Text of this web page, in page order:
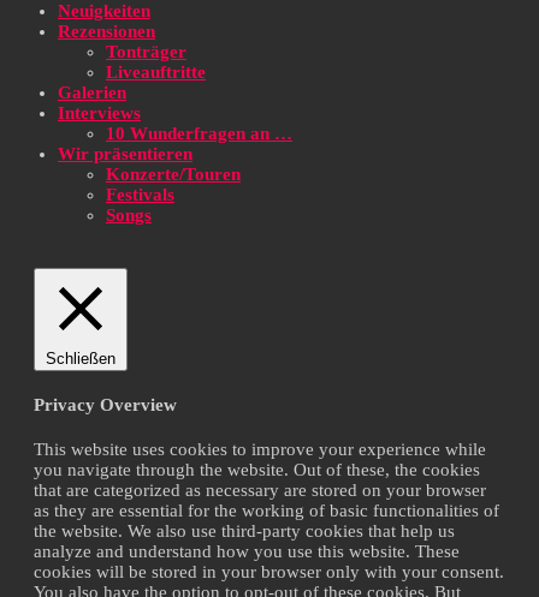
Neuigkeiten
Rezensionen
Tonträger
Liveauftritte
Galerien
Interviews
10 Wunderfragen an …
Wir präsentieren
Konzerte/Touren
Festivals
Songs
Schließen
Privacy Overview
This website uses cookies to improve your experience while
you navigate through the website. Out of these, the cookies
that are categorized as necessary are stored on your browser
as they are essential for the working of basic functionalities of
the website. We also use third-party cookies that help us
analyze and understand how you use this website. These
cookies will be stored in your browser only with your consent.
You also have the option to opt-out of these cookies. But